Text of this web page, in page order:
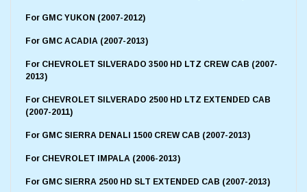
For GMC YUKON (2007-2012)
For GMC ACADIA (2007-2013)
For CHEVROLET SILVERADO 3500 HD LTZ CREW CAB (2007-
2013)
For CHEVROLET SILVERADO 2500 HD LTZ EXTENDED CAB
(2007-2011)
For GMC SIERRA DENALI 1500 CREW CAB (2007-2013)
For CHEVROLET IMPALA (2006-2013)
For GMC SIERRA 2500 HD SLT EXTENDED CAB (2007-2013)